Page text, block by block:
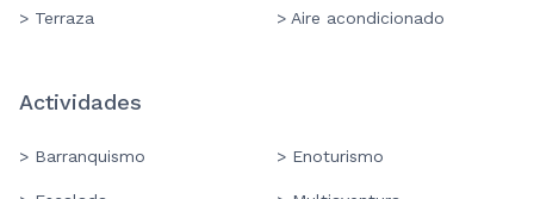
> Terraza > Aire acondicionado
Actividades
> Barranquismo > Enoturismo